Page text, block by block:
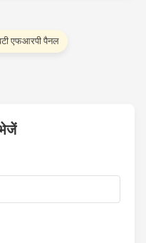
एफआरपी पैनल